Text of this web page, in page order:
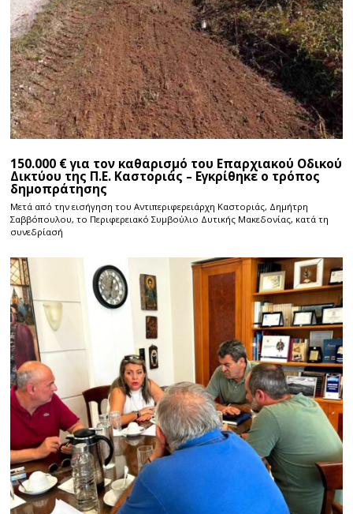
150.000 € για τον καθαρισμό του Επαρχιακού Οδικού
Δικτύου της Π.Ε. Καστοριάς – Εγκρίθηκε ο τρόπος
δημοπράτησης
Μετά από την εισήγηση του Αντιπεριφερειάρχη Καστοριάς, Δημήτρη
Σαββόπουλου, το Περιφερειακό Συμβούλιο Δυτικής Μακεδονίας, κατά τη
συνεδρίασή